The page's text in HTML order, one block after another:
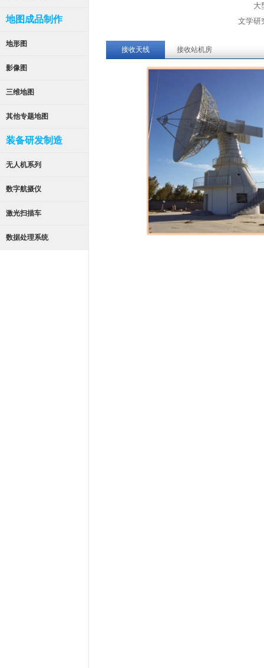
大型
文学研
地图成品制作
地形图
影像图
三维地图
其他专题地图
接收天线 接收站机房
装备研发制造
无人机系列
数字航摄仪
激光扫描车
数据处理系统